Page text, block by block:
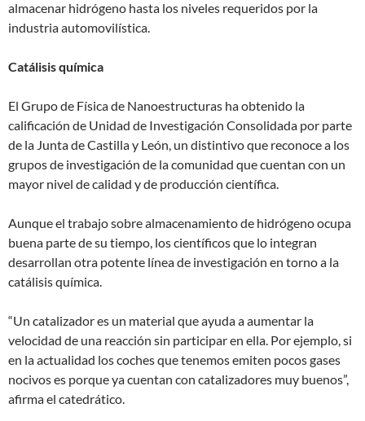
almacenar hidrógeno hasta los niveles requeridos por la
industria automovilística.
Catálisis química
El Grupo de Física de Nanoestructuras ha obtenido la
calificación de Unidad de Investigación Consolidada por parte
de la Junta de Castilla y León, un distintivo que reconoce a los
grupos de investigación de la comunidad que cuentan con un
mayor nivel de calidad y de producción científica.
Aunque el trabajo sobre almacenamiento de hidrógeno ocupa
buena parte de su tiempo, los científicos que lo integran
desarrollan otra potente línea de investigación en torno a la
catálisis química.
“Un catalizador es un material que ayuda a aumentar la
velocidad de una reacción sin participar en ella. Por ejemplo, si
en la actualidad los coches que tenemos emiten pocos gases
nocivos es porque ya cuentan con catalizadores muy buenos”,
afirma el catedrático.